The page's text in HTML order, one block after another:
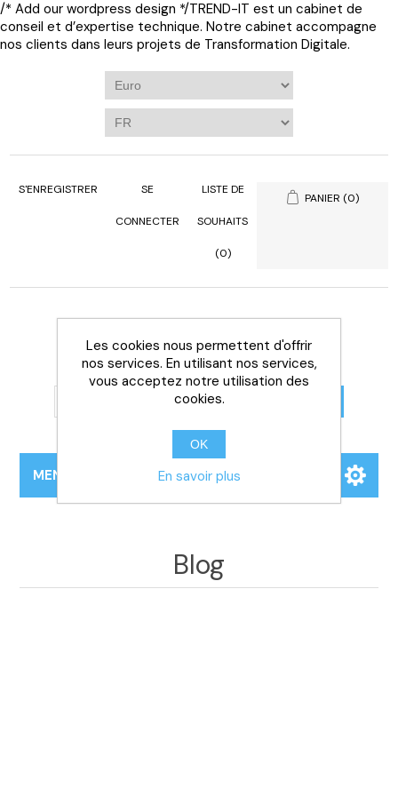
/* Add our wordpress design */TREND-IT est un cabinet de
conseil et d’expertise technique. Notre cabinet accompagne
nos clients dans leurs projets de Transformation Digitale.
S'ENREGISTRER SE
CONNECTER
LISTE DE
SOUHAITS
(0)
PANIER (0)
MENU
Blog
Les cookies nous permettent d'offrir
nos services. En utilisant nos services,
vous acceptez notre utilisation des
cookies.
OK
En savoir plus